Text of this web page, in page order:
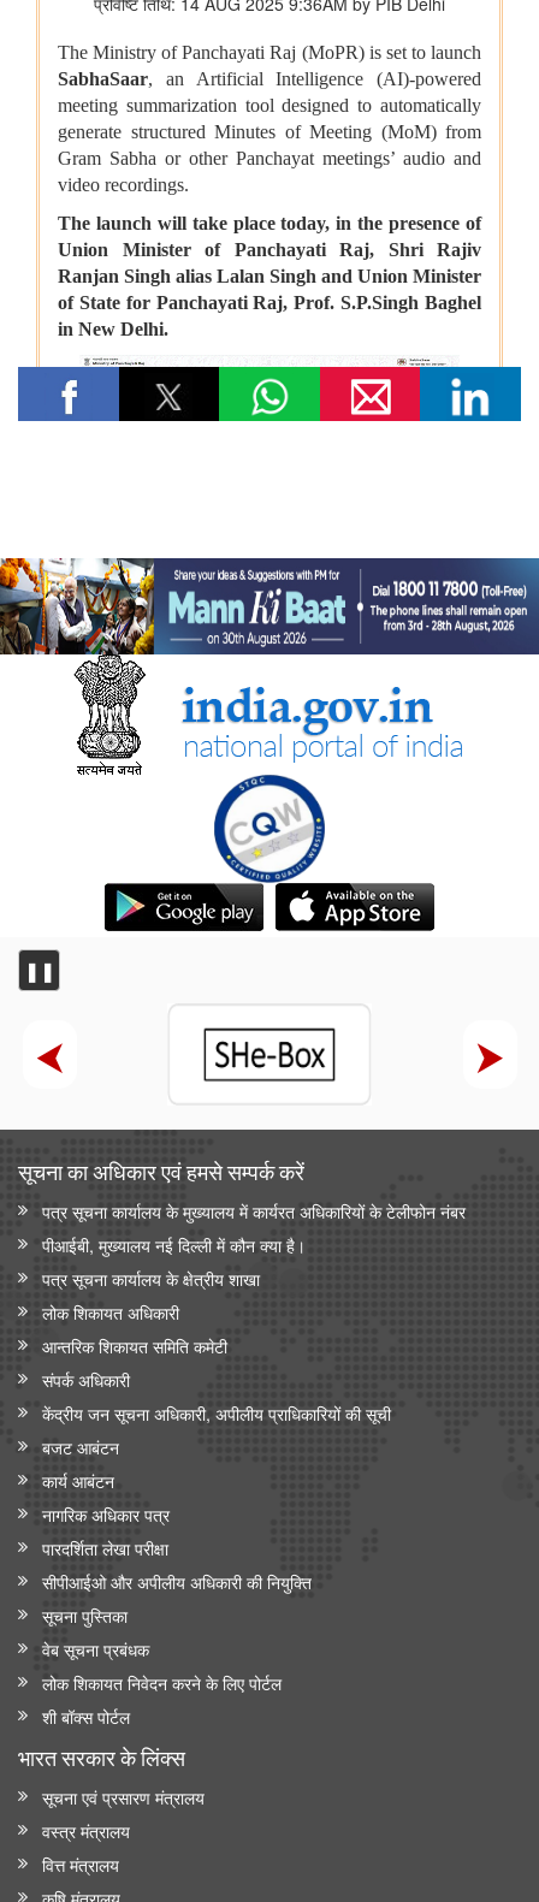
❚❚
सूचना का अधिकार एवं हमसे सम्‍पर्क करें
पत्र सूचना कार्यालय के मुख्यालय में कार्यरत अधिकारियों के टेलीफोन नंबर
पीआईबी, मुख्यालय नई दिल्ली में कौन क्या है।
पत्र सूचना कार्यालय के क्षेत्रीय शाखा
लोक शिकायत अधिकारी
आन्‍तरिक शिकायत समिति कमेटी
संपर्क अधिकारी
केंद्रीय जन सूचना अधिकारी, अपीलीय प्राधिकारियों की सूची
बजट आबंटन
कार्य आबंटन
नागरिक अधिकार पत्र
पारदर्शिता लेखा परीक्षा
सीपीआईओ और अपी‍लीय अधिकारी की नियुक्ति
सूचना पुस्तिका
वेब सूचना प्रबंधक
लोक शिकायत निवेदन करने के लिए पोर्टल
शी बॉक्स पोर्टल
भारत सरकार के लिंक्‍स
सूचना एवं प्रसारण मंत्रालय
वस्त्र मंत्रालय
वित्त मंत्रालय